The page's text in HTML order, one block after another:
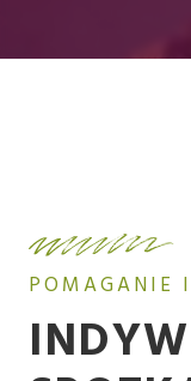
POMAGANIE